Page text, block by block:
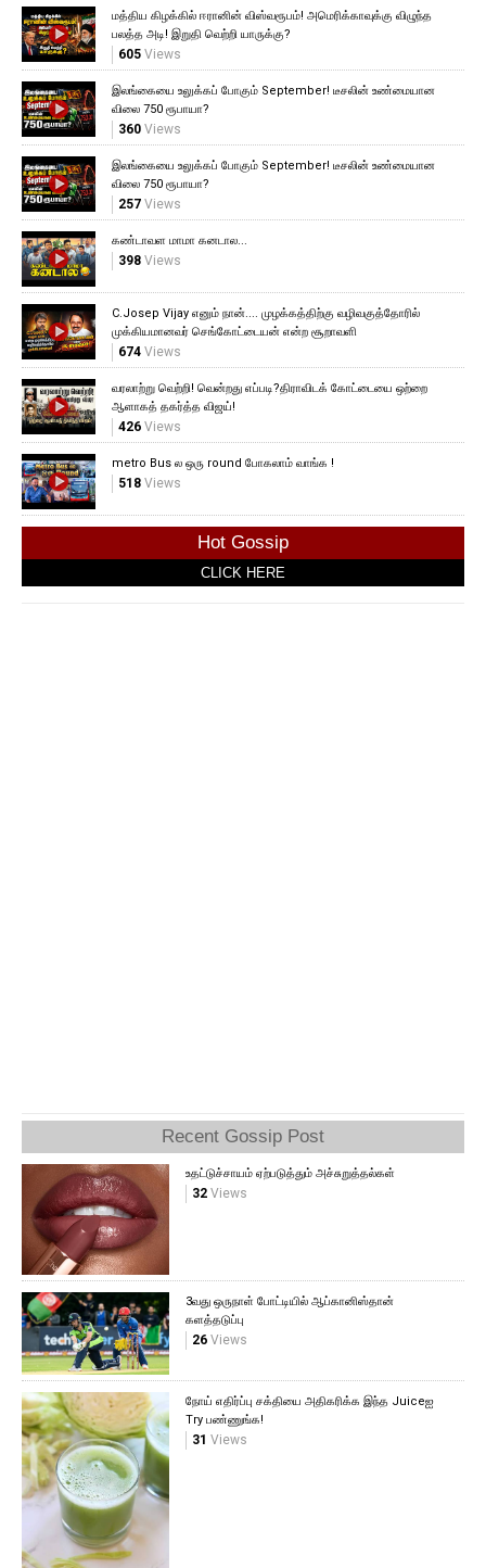
மத்திய கிழக்கில் ஈரானின் விஸ்வரூபம்! அமெரிக்காவுக்கு விழுந்த
பலத்த அடி! இறுதி வெற்றி யாருக்கு?
605Views
இலங்கையை உலுக்கப் போகும் September! டீசலின் உண்மையான
விலை 750 ரூபாயா?
360Views
இலங்கையை உலுக்கப் போகும் September! டீசலின் உண்மையான
விலை 750 ரூபாயா?
257Views
கண்டாவள மாமா கனடால...
398Views
C.Josep Vijay எனும் நான்.... முழக்கத்திற்கு வழிவகுத்தோரில்
முக்கியமானவர் செங்கோட்டையன் என்ற சூறாவளி
674Views
வரலாற்று வெற்றி! வென்றது எப்படி?திராவிடக் கோட்டையை ஒற்றை
ஆளாகத் தகர்த்த விஜய்!
426Views
metro Bus ல ஒரு round போகலாம் வாங்க !
518Views
Hot Gossip
CLICK HERE
Recent Gossip Post
உதட்டுச்சாயம் ஏற்படுத்தும் அச்சுறுத்தல்கள்
32Views
3வது ஒருநாள் போட்டியில் ஆப்கானிஸ்தான்
களத்தடுப்பு
26Views
நோய் எதிர்ப்பு சக்தியை அதிகரிக்க இந்த Juiceஐ
Try பண்ணுங்க!
31 Views